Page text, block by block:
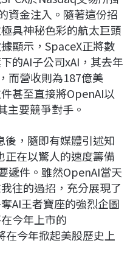
資金注入。隨著這份招
具神秘色彩的航太巨頭
顯示，SpaceX正將數
的AI子公司xAI，其去年
而營收則為187億美
甚至直接將OpenAI以
要競爭對手。
後，隨即有媒體引述知
在以驚人的速度籌備
遞件。雖然OpenAI當天
往的過招，充分展現了
AI王者寶座的強烈企圖
今年上市的
今年掀起美股歷史上